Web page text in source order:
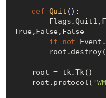
def Quit () :
True, False, False
if
not
    root.protocol(